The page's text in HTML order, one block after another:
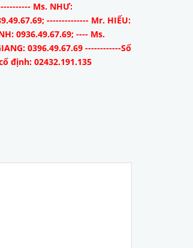
Ms. NHƯ:
-------------- Mr. HIẾU:
0936.49.67.69; ---- Ms.
0396.49.67.69 ------------Số
định: 02432.191.135